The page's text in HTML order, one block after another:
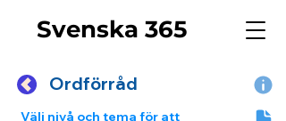
Svenska 365
Ordförråd
Välj nivå och tema för att